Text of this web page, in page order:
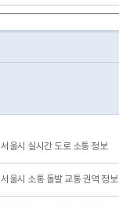
서울시 실시간 도로 소통 정보
서울시 소통 돌발 교통 권역 정보